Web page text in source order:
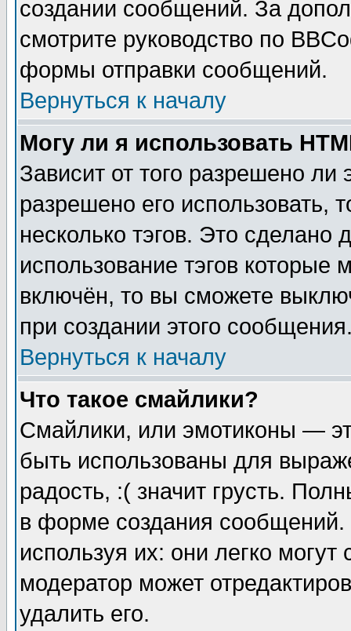
создании сообщений. За
смотрите руководство по
формы отправки сообщений.
Вернуться к началу
Могу ли я использовать
Зависит от того разрешено
разрешено его использовать,
несколько тэгов. Это сделано
использование тэгов
включён, то вы сможете
при создании этого
Вернуться к началу
Что такое смайлики?
Смайлики, или эмотиконы —
быть использованы для
радость, :( значит грусть.
в форме создания сообщений.
используя их: они легко
модератор может
удалить его.